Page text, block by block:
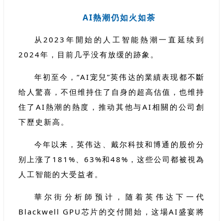
AI熱潮仍如火如荼
从2023年開始的人工智能熱潮一直延续到
2024年，目前几乎没有放缓的跡象。
年初至今，“AI宠兒”英伟达的業績表现都不斷
给人驚喜，不但维持住了自身的超高估值，也维持
住了AI熱潮的熱度，推动其他与AI相關的公司創
下歷史新高。
今年以来，英伟达、戴尔科技和博通的股价分
别上涨了181%、63%和48%，这些公司都被視為
人工智能的大受益者。
華尔街分析師预计，随着英伟达下一代
Blackwell GPU芯片的交付開始，这場AI盛宴將